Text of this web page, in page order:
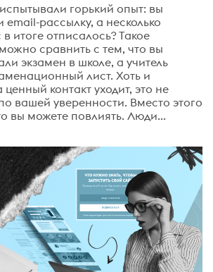
горький опыт: вы
рассылку, а несколько
итоге отписалось? Такое
сравнить с тем, что вы
экзамен в школе, а учитель
лист. Хоть и
ценный контакт уходит, это не
вашей уверенности. Вместо этого
вы можете повлиять. Люди...